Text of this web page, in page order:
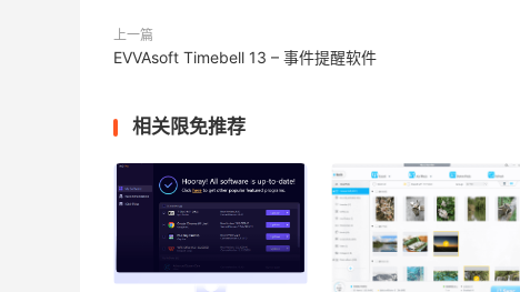
上一篇
EVVAsoft Timebell 13 – 事件提醒软件
相关限免推荐